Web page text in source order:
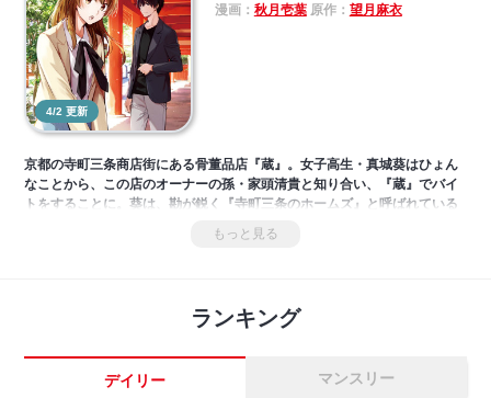
4/2 更新
漫画： 秋月壱葉原作： 望月麻衣
京都の寺町三条商店街にある骨董品店『蔵』。女子高生・真城葵はひょん
なことから、この店のオーナーの孫・家頭清貴と知り合い、『蔵』でバイ
トをすることに。葵は、勘が鋭く『寺町三条のホームズ』と呼ばれている
清貴と二人、店に舞い込んで来る奇妙な依頼を受けることになる
が……!? 第４回京都本大賞受賞の超人気小説、待望のコミカライズ。
もっと見る
ランキング
デイリー マンスリー